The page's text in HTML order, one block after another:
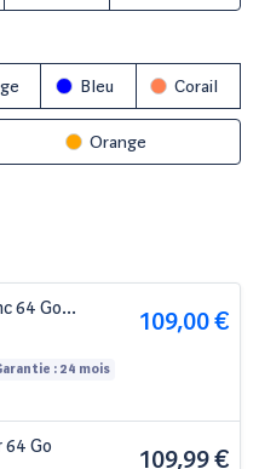
d'un délai de
et Darty
. N'attendez plus
à prix réduit !
Bleu Corail
Orange
64 Go
109,00 €
: 24 mois
64 Go 109,99 €